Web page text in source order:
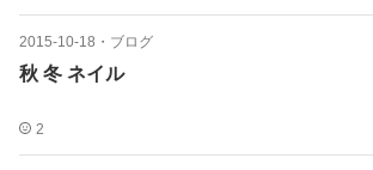
2015-10-18 ・ ブログ
秋 冬 ネイル
2